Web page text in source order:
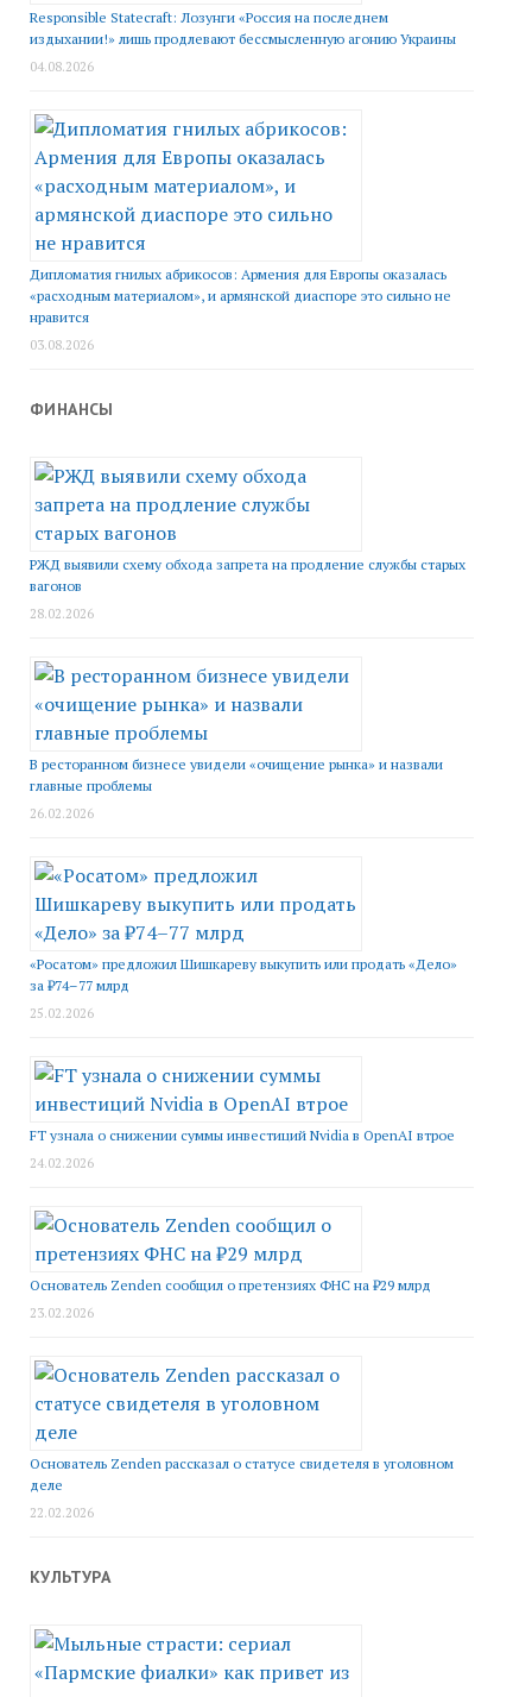
Responsible Statecraft: Лозунги «Россия на последнем
издыхании!» лишь продлевают бессмысленную агонию Украины
04.08.2026
Дипломатия гнилых абрикосов: Армения для Европы оказалась
«расходным материалом», и армянской диаспоре это сильно не
нравится
03.08.2026
ФИНАНСЫ
РЖД выявили схему обхода запрета на продление службы старых
вагонов
28.02.2026
В ресторанном бизнесе увидели «очищение рынка» и назвали
главные проблемы
26.02.2026
«Росатом» предложил Шишкареву выкупить или продать «Дело»
за ₽74–77 млрд
25.02.2026
FT узнала о снижении суммы инвестиций Nvidia в OpenAI втрое
24.02.2026
Основатель Zenden сообщил о претензиях ФНС на ₽29 млрд
23.02.2026
Основатель Zenden рассказал о статусе свидетеля в уголовном
деле
22.02.2026
КУЛЬТУРА